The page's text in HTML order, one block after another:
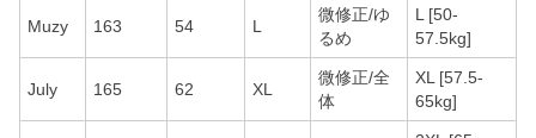
Muzy 163 54 L
微修正/ゆ
るめ
L [50-
57.5kg]
July 165 62 XL
微修正/全
体
XL [57.5-
65kg]